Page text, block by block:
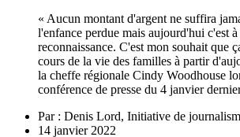
« Aucun montant d'argent ne suffira
l'enfance perdue mais aujourd'hui c'est
reconnaissance. C'est mon souhait que
cours de la vie des familles à partir
la cheffe régionale Cindy Woodhouse
conférence de presse du 4 janvier
Par : Denis Lord, Initiative de
14 janvier 2022